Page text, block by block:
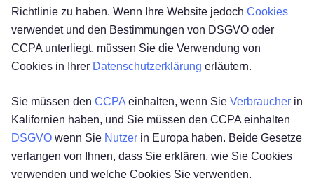
Richtlinie zu haben. Wenn Ihre Website jedoch Cookies
verwendet und den Bestimmungen von DSGVO oder
CCPA unterliegt, müssen Sie die Verwendung von
Cookies in Ihrer Datenschutzerklärung erläutern.
Sie müssen den CCPA einhalten, wenn Sie Verbraucher in
Kalifornien haben, und Sie müssen den CCPA einhalten
DSGVO wenn Sie Nutzer in Europa haben. Beide Gesetze
verlangen von Ihnen, dass Sie erklären, wie Sie Cookies
verwenden und welche Cookies Sie verwenden.